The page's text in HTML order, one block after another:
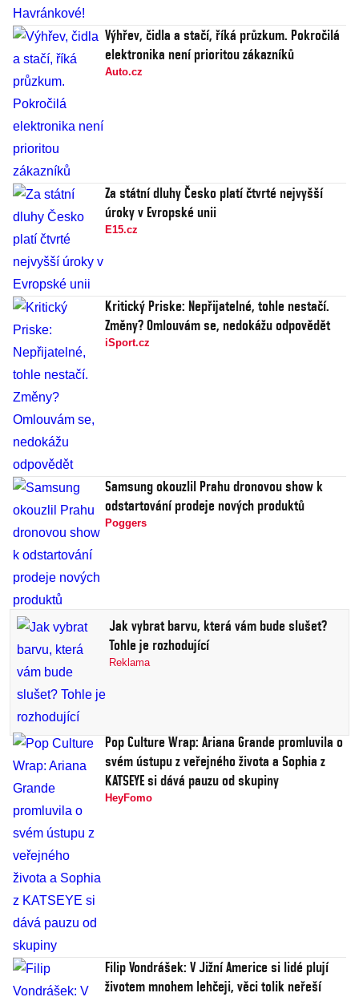
Výhřev, čidla a stačí, říká průzkum. Pokročilá
elektronika není prioritou zákazníků
Auto.cz
Za státní dluhy Česko platí čtvrté nejvyšší
úroky v Evropské unii
E15.cz
Kritický Priske: Nepřijatelné, tohle nestačí.
Změny? Omlouvám se, nedokážu odpovědět
iSport.cz
Samsung okouzlil Prahu dronovou show k
odstartování prodeje nových produktů
Poggers
Jak vybrat barvu, která vám bude slušet?
Tohle je rozhodující
Reklama
Pop Culture Wrap: Ariana Grande promluvila o
svém ústupu z veřejného života a Sophia z
KATSEYE si dává pauzu od skupiny
HeyFomo
Filip Vondrášek: V Jižní Americe si lidé plují
životem mnohem lehčeji, věci tolik neřeší